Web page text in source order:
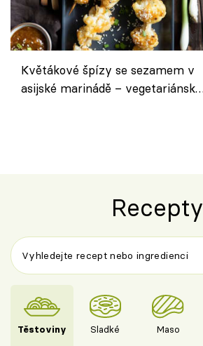
Květákové špízy se sezamem v
asijské marinádě – vegetariánská
Recepty
Těstoviny Sladké Maso